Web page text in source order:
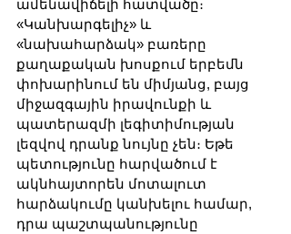
ամենավիճելի հատվածը։
«Կանխարգելիչ» և
«նախահարձակ» բառերը
քաղաքական խոսքում երբեմն
փոխարինում են միմյանց, բայց
միջազգային իրավունքի և
պատերազմի լեգիտիմության
լեզվով դրանք նույնը չեն։ Եթե
պետությունը հարվածում է
ակնհայտորեն մոտալուտ
հարձակումը կանխելու համար,
դրա պաշտպանությունը